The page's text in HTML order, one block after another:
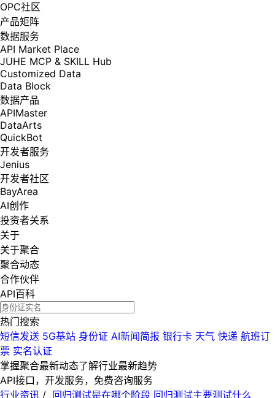
OPC社区
产品矩阵
数据服务
API Market Place
JUHE MCP & SKILL Hub
Customized Data
Data Block
数据产品
APIMaster
DataArts
QuickBot
开发者服务
Jenius
开发者社区
BayArea
AI创作
投资者关系
关于
关于聚合
聚合动态
合作伙伴
API百科
热门搜索
短信发送 5G基站 身份证 AI新闻简报 银行卡 天气 快递 航班订
票 实名认证
掌握聚合最新动态了解行业最新趋势
API接口，开发服务，免费咨询服务
行业资讯 / 回归测试是在哪个阶段 回归测试主要测试什么